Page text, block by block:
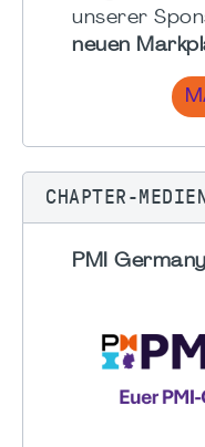
unserer
neuen
CHAPTER-MEDIEN
PMI